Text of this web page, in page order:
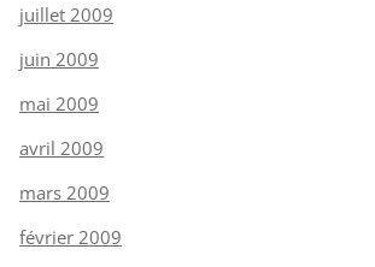
juillet 2009
juin 2009
mai 2009
avril 2009
mars 2009
février 2009